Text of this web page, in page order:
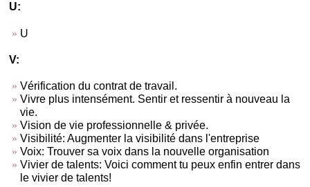
U:
U
V:
Vérification du contrat de travail.
Vivre plus intensément. Sentir et ressentir à nouveau la
vie.
Vision de vie professionnelle & privée.
Visibilité: Augmenter la visibilité dans l'entreprise
Voix: Trouver sa voix dans la nouvelle organisation
Vivier de talents: Voici comment tu peux enfin entrer dans
le vivier de talents!